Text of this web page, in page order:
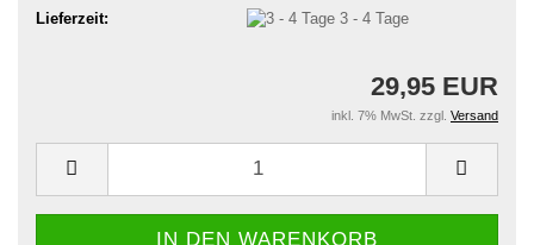
Lieferzeit:
3 - 4 Tage
29,95 EUR
inkl. 7% MwSt. zzgl. Versand